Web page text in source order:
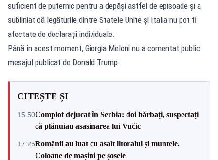
suficient de puternic pentru a depăși astfel de episoade și a
subliniat că legăturile dintre Statele Unite și Italia nu pot fi
afectate de declarații individuale.
Până în acest moment, Giorgia Meloni nu a comentat public
mesajul publicat de Donald Trump.
CITEȘTE ȘI
15:50Complot dejucat în Serbia: doi bărbați, suspectați
că plănuiau asasinarea lui Vučić
17:25Românii au luat cu asalt litoralul și muntele.
Coloane de mașini pe șosele